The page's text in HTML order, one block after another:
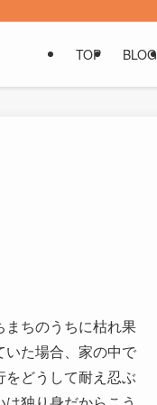
TOP BLOG
ちのうちに枯れ果
た場合、家の中で
どうして耐え忍ぶ